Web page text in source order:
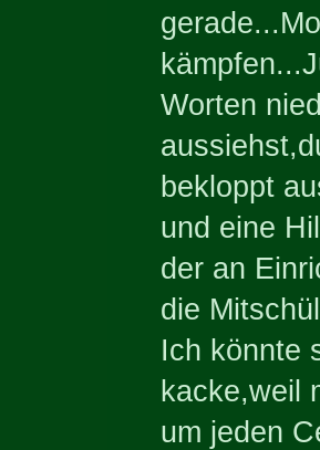
Worten
bekloppt
und eine
der an
die
Ich könnte
kacke,weil
um jeden